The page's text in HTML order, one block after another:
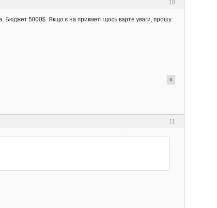
10
Бюджет 5000$. Якщо є на прикметі щось варте уваги, прошу
0
11